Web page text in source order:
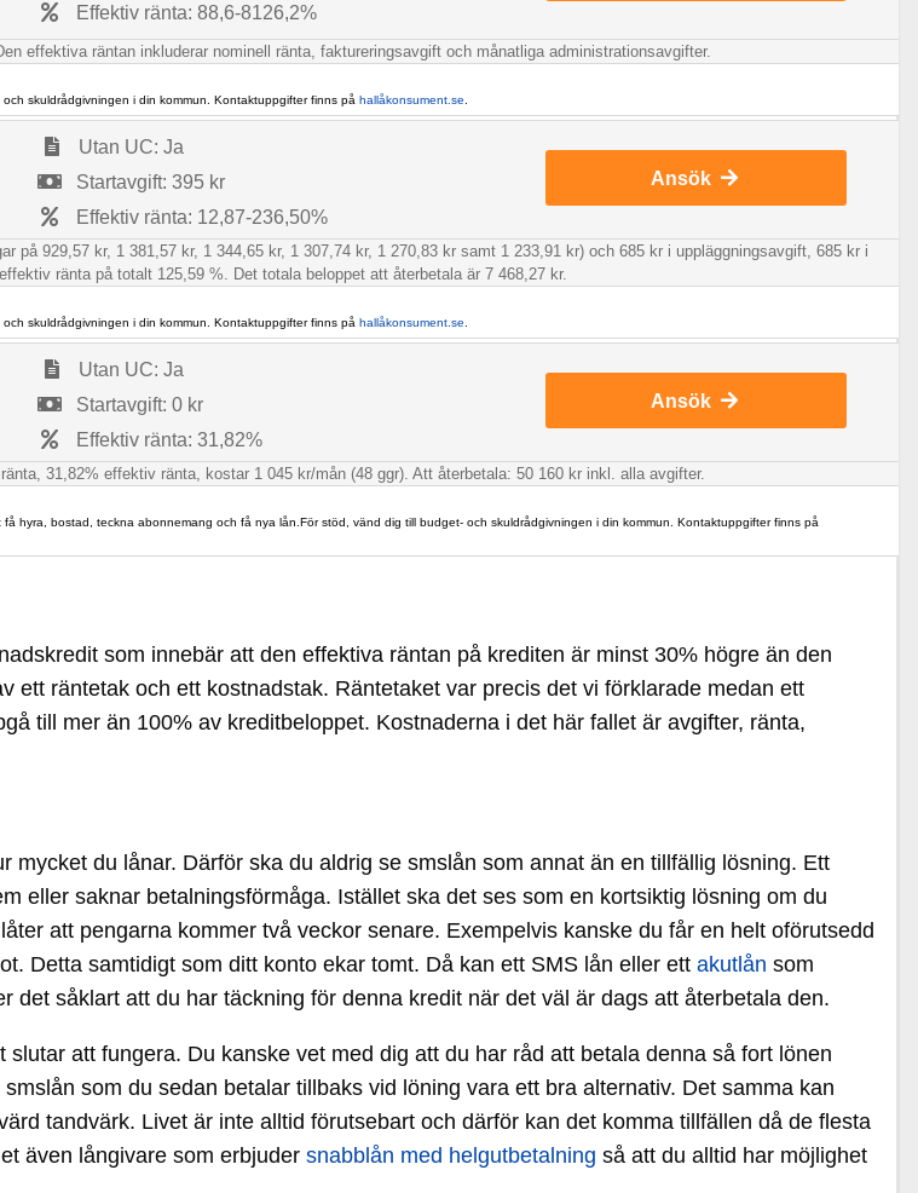
Effektiv ränta: 88,6-8126,2%
effektiva räntan inkluderar nominell ränta, faktureringsavgift och månatliga administrationsavgifter.
skuldrådgivningen i din kommun. Kontaktuppgifter finns på hallåkonsument.se
Utan UC: Ja
Startavgift: 395 kr
Effektiv ränta: 12,87-236,50%
Ansök
på 929,57 kr, 1 381,57 kr, 1 344,65 kr, 1 307,74 kr, 1 270,83 kr samt 1 233,91 kr) och 685 kr i uppläggningsavgift, 685 kr i
ränta på totalt 125,59 %. Det totala beloppet att återbetala är 7 468,27 kr.
skuldrådgivningen i din kommun. Kontaktuppgifter finns på hallåkonsument.se
Utan UC: Ja
Startavgift: 0 kr
Effektiv ränta: 31,82%
Ansök
31,82% effektiv ränta, kostar 1 045 kr/mån (48 ggr). Att återbetala: 50 160 kr inkl. alla avgifter.
hyra, bostad, teckna abonnemang och få nya lån.För stöd, vänd dig till budget- och skuldrådgivningen i din kommun. Kontaktuppgifter finns på
som innebär att den effektiva räntan på krediten är minst 30% högre än den
räntetak och ett kostnadstak. Räntetaket var precis det vi förklarade medan ett
till mer än 100% av kreditbeloppet. Kostnaderna i det här fallet är avgifter, ränta,
mycket du lånar. Därför ska du aldrig se smslån som annat än en tillfällig lösning. Ett
eller saknar betalningsförmåga. Istället ska det ses som en kortsiktig lösning om du
att pengarna kommer två veckor senare. Exempelvis kanske du får en helt oförutsedd
Detta samtidigt som ditt konto ekar tomt. Då kan ett SMS lån eller ett akutlån som
såklart att du har täckning för denna kredit när det väl är dags att återbetala den.
att fungera. Du kanske vet med dig att du har råd att betala denna så fort lönen
som du sedan betalar tillbaks vid löning vara ett bra alternativ. Det samma kan
tandvärk. Livet är inte alltid förutsebart och därför kan det komma tillfällen då de flesta
även långivare som erbjuder snabblån med helgutbetalning så att du alltid har möjlighet